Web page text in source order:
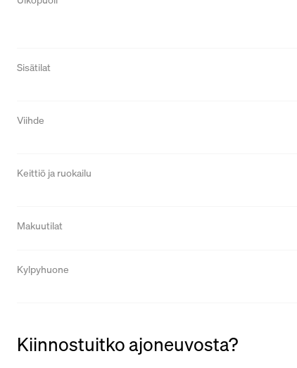
Sisätilat
Viihde
Keittiö ja ruokailu
Makuutilat
Kylpyhuone
Kiinnostuitko ajoneuvosta?